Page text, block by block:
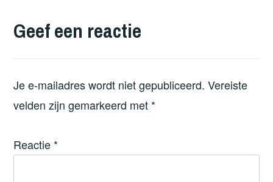
Geef een reactie
Je e-mailadres wordt niet gepubliceerd. Vereiste
velden zijn gemarkeerd met *
Reactie *